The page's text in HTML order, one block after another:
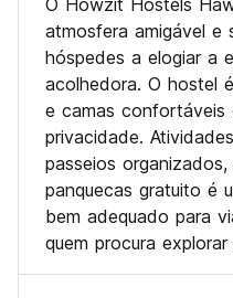
favor, leia nossos termos e
informações detalhadas
cancelamento e requisitos
### Atividades:
O espaço na van é
atividades estão sujeitos a
na recepção sobre nossas
### Política de
Reservas com
O Howzit Hostels
atmosfera amigável e
hóspedes a elogiar a
acolhedora. O hostel
e camas confortáveis
privacidade.
passeios
panquecas gratuito é
bem adequado para
quem procura explorar